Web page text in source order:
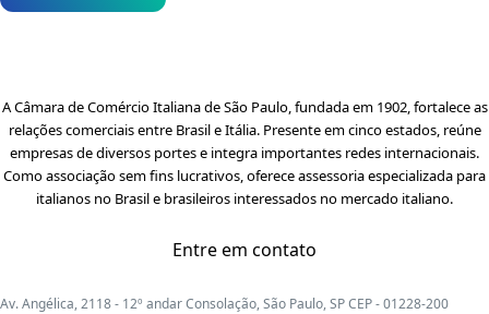
A Câmara de Comércio Italiana de São Paulo, fundada em 1902, fortalece as
relações comerciais entre Brasil e Itália. Presente em cinco estados, reúne
empresas de diversos portes e integra importantes redes internacionais.
Como associação sem fins lucrativos, oferece assessoria especializada para
italianos no Brasil e brasileiros interessados no mercado italiano.
Entre em contato
Av. Angélica, 2118 - 12º andar Consolação, São Paulo, SP CEP - 01228-200